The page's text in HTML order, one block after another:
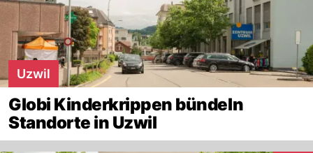
Uzwil
Globi Kinderkrippen bündeln
Standorte in Uzwil